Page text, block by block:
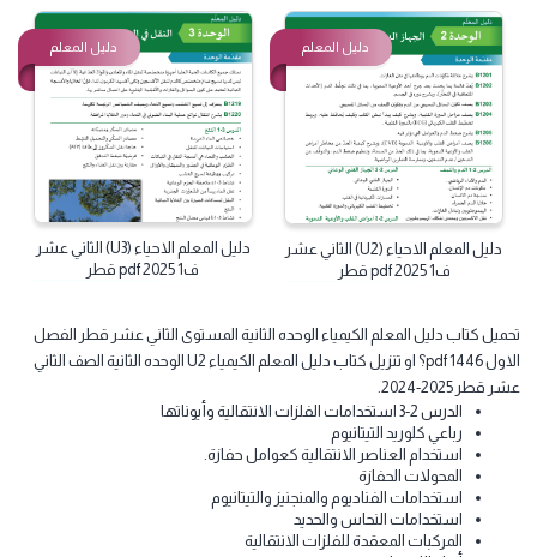
دليل المعلم الرياضيات الثاني عشر
(ادبي) ف1 2025 pdf قطر
دليل المعلم الاحياء (U1) الثاني عشر
ف1 2025 pdf قطر
دليل المعلم
دليل المعلم الاحياء (U2) الثاني عشر
ف1 2025 pdf قطر
دليل المعلم
دليل المعلم الاحياء (U3) الثاني عشر
ف1 2025 pdf قطر
كتاب دليل المعلم الكيمياء الوحده الثانية المستوى الثاني عشر قطر الفصل
قطر 2025-2024.
الدرس 2-3 استخدامات الفلزات الانتقالية وأيوناتها